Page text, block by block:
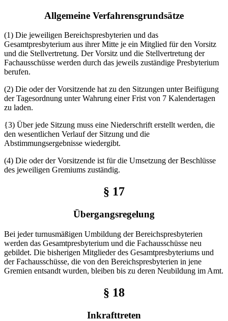
Allgemeine Verfahrensgrundsätze
(1) Die jeweiligen Bereichspresbyterien und das
Gesamtpresbyterium aus ihrer Mitte je ein Mitglied für den Vorsitz
und die Stellvertretung. Der Vorsitz und die Stellvertretung der
Fachausschüsse werden durch das jeweils zuständige Presbyterium
berufen.
(2) Die oder der Vorsitzende hat zu den Sitzungen unter Beifügung
der Tagesordnung unter Wahrung einer Frist von 7 Kalendertagen
zu laden.
{3) Über jede Sitzung muss eine Niederschrift erstellt werden, die
den wesentlichen Verlauf der Sitzung und die
Abstimmungsergebnisse wiedergibt.
(4) Die oder der Vorsitzende ist für die Umsetzung der Beschlüsse
des jeweiligen Gremiums zuständig.
§ 17
Übergangsregelung
Bei jeder turnusmäßigen Umbildung der Bereichspresbyterien
werden das Gesamtpresbyterium und die Fachausschüsse neu
gebildet. Die bisherigen Mitglieder des Gesamtpresbyteriums und
der Fachausschüsse, die von den Bereichspresbyterien in jene
Gremien entsandt wurden, bleiben bis zu deren Neubildung im Amt.
§ 18
Inkrafttreten